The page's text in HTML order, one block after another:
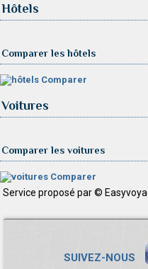
Hôtels
Comparer les hôtels
Comparer
Voitures
Comparer les voitures
Comparer
Service proposé par ©
SUIVEZ-NOUS